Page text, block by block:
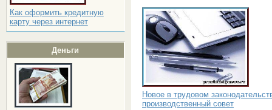
Как оформить кредитную
карту через интернет
Деньги
Новое в трудовом
производственный совет